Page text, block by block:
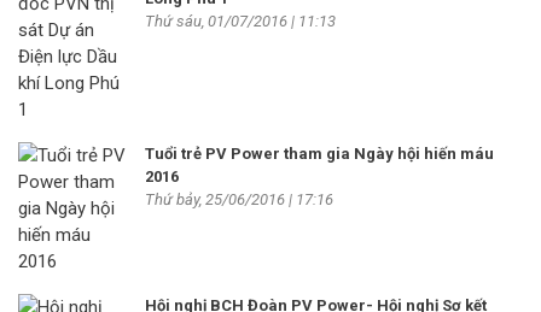
Thứ sáu, 01/07/2016 | 11:13
Tuổi trẻ PV Power tham gia Ngày hội hiến máu
2016
Thứ bảy, 25/06/2016 | 17:16
Hội nghị BCH Đoàn PV Power- Hội nghị Sơ kết